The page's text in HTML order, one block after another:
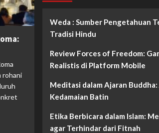
rohani
Weda : Sumber Pengetahuan
Tradisi Hindu
Review Forces of Freedom:
Realistis di Platform Mobile
Meditasi dalam Ajaran
Kedamaian Batin
Etika Berbicara dalam Islam:
agar Terhindar dari Fitnah